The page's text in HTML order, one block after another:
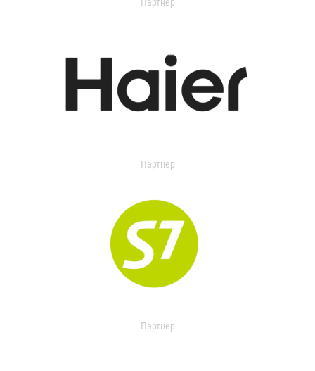
Партнер
Партнер